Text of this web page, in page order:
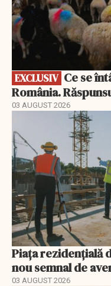
EXCLUSIV
România.
03 AUGUST 2026
Piața rezidențială
nou semnal de
03 AUGUST 2026